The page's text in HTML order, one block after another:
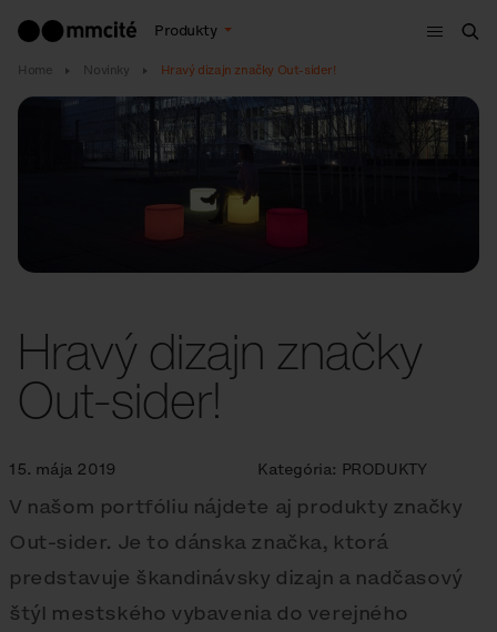
Produkty
Menu
Home Novinky Hravý dizajn značky Out-sider!
Hravý dizajn značky
Out-sider!
15. mája 2019 Kategória: PRODUKTY
V našom portfóliu nájdete aj produkty značky
Out-sider. Je to dánska značka, ktorá
predstavuje škandinávsky dizajn a nadčasový
štýl mestského vybavenia do verejného